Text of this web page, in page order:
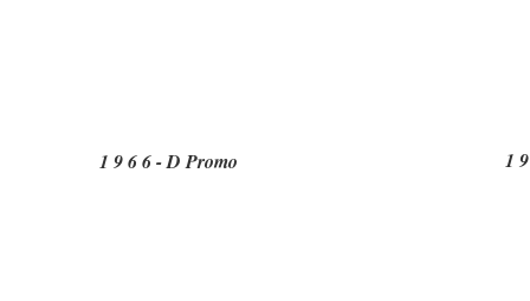
1 9 6 6 - D Promo 1